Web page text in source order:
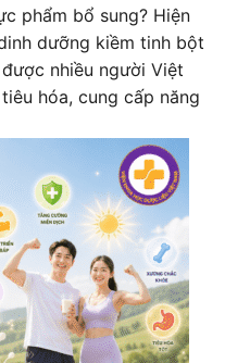
phẩm bổ sung? Hiện
dưỡng kiềm tinh bột
nhiều người Việt
hóa, cung cấp năng